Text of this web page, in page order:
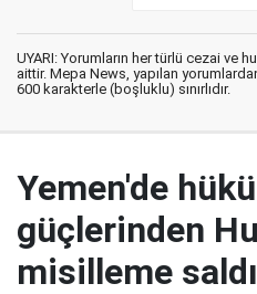
UYARI: Yorumların her türlü cezai ve
aittir. Mepa News, yapılan
600 karakterle (boşluklu) sınırlıdır.
Yemen'de
güçlerinden
misilleme